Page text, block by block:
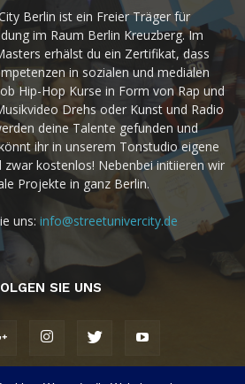
Berlin ist ein Freier Träger für
im Raum Berlin Kreuzberg. Im
erhälst du ein Zertifikat, dass
in sozialen und medialen
Hip-Hop Kurse in Form von Rap und
Drehs oder Kunst und Radio
deine Talente gefunden und
ihr in unserem Tonstudio eigene
kostenlos! Nebenbei initiieren wir
Projekte in ganz Berlin.
uns: info@streetunivercity.de
SIE UNS